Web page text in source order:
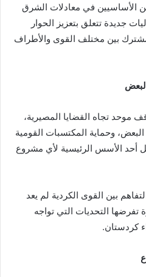
الأساسيين في معادلات الشرق
جديدة تتعلق بتعزيز الحوار
بين مختلف القوى والأطراف
موحد تجاه القضايا المصيرية،
وحماية المكتسبات القومية
أحد الأسس الرئيسية لأي مشروع
بين القوى الكردية لم يعد
التحديات التي تواجه
كردستان.